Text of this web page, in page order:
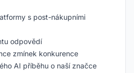
s post-nákupními
odpovědí
zmínek konkurence
AI příběhu o naší značce